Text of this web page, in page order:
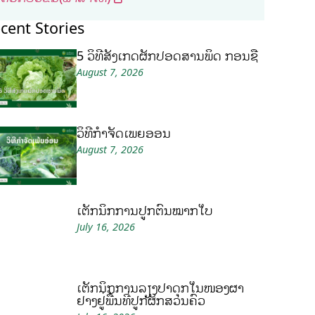
Stories
5 ວິທີສັງເກດຜັກປອດສານພິດ ກ່ອນຊື້
August 7, 2026
ວິທີກໍາຈັດເພ້ຍອ່ອນ
August 7, 2026
ເຕັກນິກການປູກຕົ້ນໝາກໃບ
July 16, 2026
ເຕັກນິກການລ້ຽງປາດຸກໃນໜອງຜ້າ
ຢາງຢູ່ພື້ນທີ່ປູກຜັກສວນຄົວ